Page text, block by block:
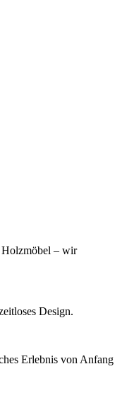
Holzmöbel – wir
Design.
Erlebnis von Anfang